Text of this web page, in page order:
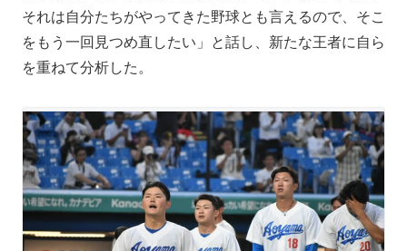
それは自分たちがやってきた野球とも言えるので、そこ
をもう一回見つめ直したい」と話し、新たな王者に自ら
を重ねて分析した。